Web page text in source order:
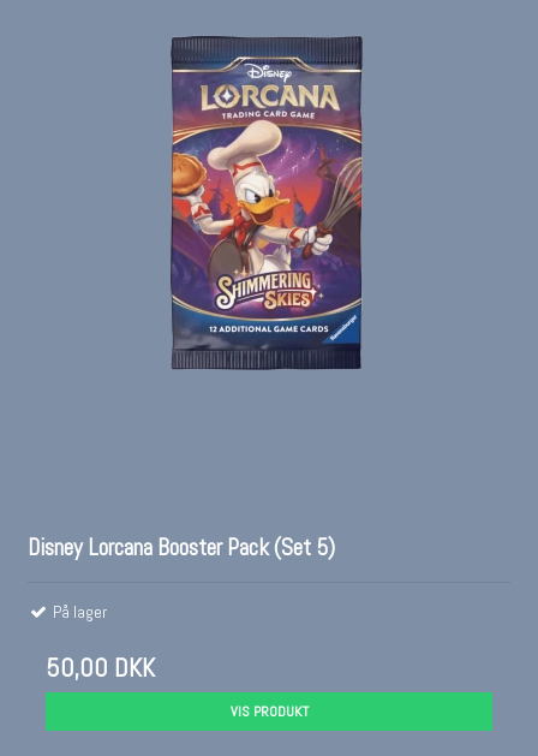
Disney Lorcana Booster Pack (Set 5)
På lager
50,00 DKK
VIS PRODUKT